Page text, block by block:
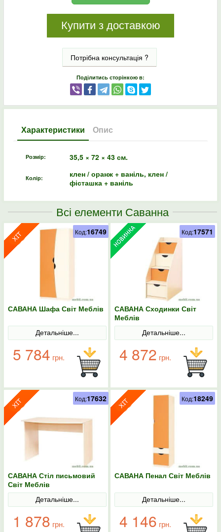
Купити з доставкою
Потрібна консультація ?
Поділитись сторінкою в:
Характеристики Опис
Розмір: 35,5 × 72 × 43 см.
Колір:
клен / оранж + ваніль, клен /
фісташка + ваніль
Всі елементи Саванна
САВАНА Шафа Світ Меблів
Детальніше...
5 784 грн.
Код:16749
САВАНА Сходинки Світ
Меблів
Детальніше...
4 872 грн.
Код:17571
САВАНА Стіл письмовий
Світ Меблів
Детальніше...
1 878 грн.
Код:17632
САВАНА Пенал Світ Меблів
Детальніше...
4 146 грн.
Код:18249